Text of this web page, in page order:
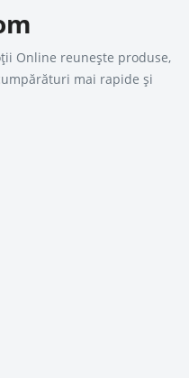
Online reunește produse,
mai rapide și